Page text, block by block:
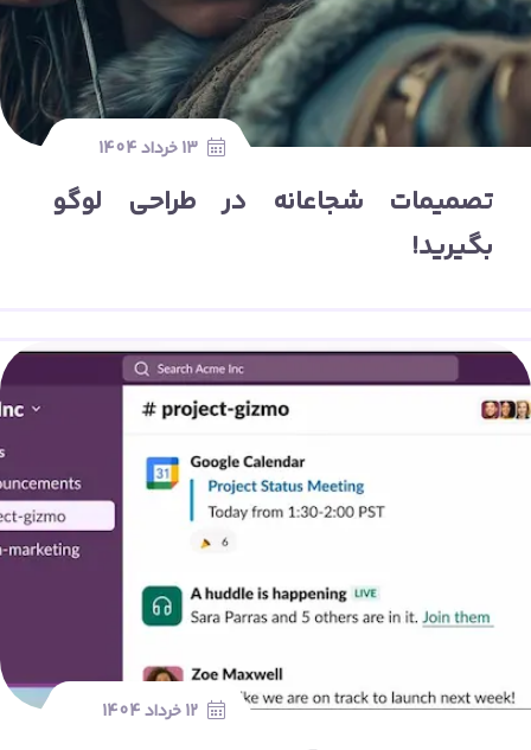
13 خرداد 1404
تصمیمات شجاعانه در طراحی لوگو
بگیرید!
12 خرداد 1404